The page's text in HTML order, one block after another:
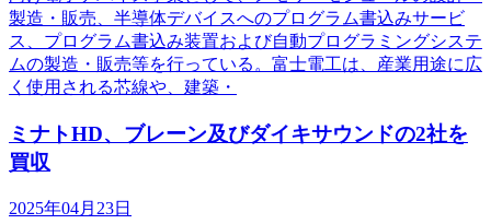
製造・販売、半導体デバイスへのプログラム書込みサービ
ス、プログラム書込み装置および自動プログラミングシステ
ムの製造・販売等を行っている。富士電工は、産業用途に広
く使用される芯線や、建築・
ミナトHD、ブレーン及びダイキサウンドの2社を
買収
2025年04月23日